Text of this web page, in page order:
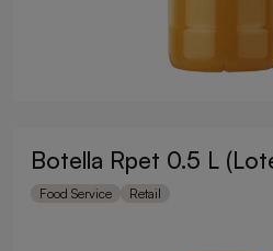
Botella Rpet 0.5 L
Food Service Retail